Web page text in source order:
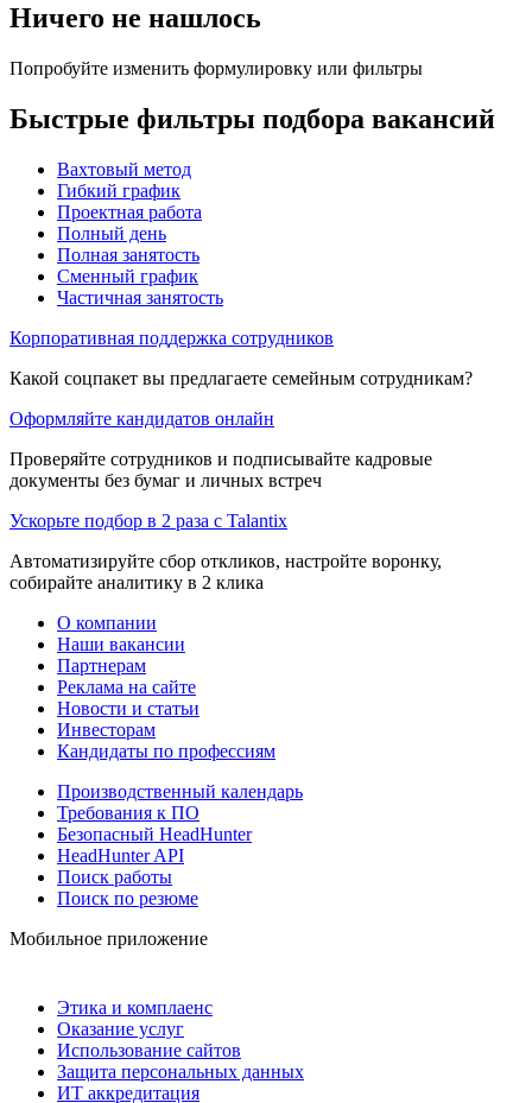
Ничего не нашлось
Попробуйте изменить формулировку или фильтры
Быстрые фильтры подбора вакансий
Вахтовый метод
Гибкий график
Проектная работа
Полный день
Полная занятость
Сменный график
Частичная занятость
Корпоративная поддержка сотрудников
Какой соцпакет вы предлагаете семейным сотрудникам?
Оформляйте кандидатов онлайн
Проверяйте сотрудников и подписывайте кадровые
документы без бумаг и личных встреч
Ускорьте подбор в 2 раза с Talantix
Автоматизируйте сбор откликов, настройте воронку,
собирайте аналитику в 2 клика
О компании
Наши вакансии
Партнерам
Реклама на сайте
Новости и статьи
Инвесторам
Кандидаты по профессиям
Производственный календарь
Требования к ПО
Безопасный HeadHunter
HeadHunter API
Поиск работы
Поиск по резюме
Мобильное приложение
Этика и комплаенс
Оказание услуг
Использование сайтов
Защита персональных данных
ИТ аккредитация